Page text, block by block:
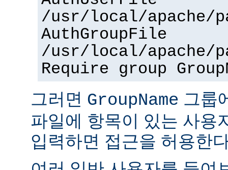
/usr/local/apache/
AuthGroupFile
/usr/local/apache/
Require group
그러면 GroupName 그룹
파일에 항목이 있는 사용
입력하면 접근을 허용한